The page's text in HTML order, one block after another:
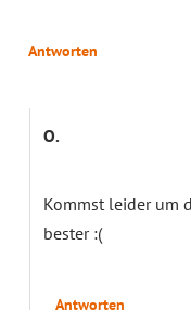
Antworten
O.
Kommst leider um
bester :(
Antworten